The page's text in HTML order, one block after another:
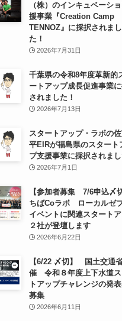
（株）のインキュベーシ
援事業『Creation Camp
TENNOZ』に採択されまし
た！
2026年7月31日
千葉県の令和8年度⾰新的
ートアップ成⻑促進事業
されました！
2026年7月13日
スタートアップ・ラボの
平EIRが福島県のスタート
プ支援事業に採択されま
2026年7月1日
【参加者募集 7/6申込〆切
ちばCoラボ ローカルゼ
イベントに関連スタート
２社が登壇します
2026年6月22日
【6/22 〆切】 国土交通
催 令和８年度上下水道ス
トアップチャレンジの発
募集
2026年6月11日